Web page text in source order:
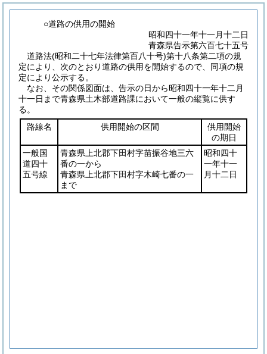
○道路の供用の開始
昭和四十一年十一月十二日
青森県告示第六百七十五号
道路法(昭和二十七年法律第百八十号)第十八条第二項の規
定により、次のとおり道路の供用を開始するので、同項の規
定により公示する。
なお、その関係図面は、告示の日から昭和四十一年十二月
十一日まで青森県土木部道路課において一般の縦覧に供す
る。
路線名
供用開始の区間
供用開始
の期日
一般国
道四十
五号線
青森県上北郡下田村字苗振谷地三六
番の一から
青森県上北郡下田村字木崎七番の一
まで
昭和四十
一年十一
月十二日